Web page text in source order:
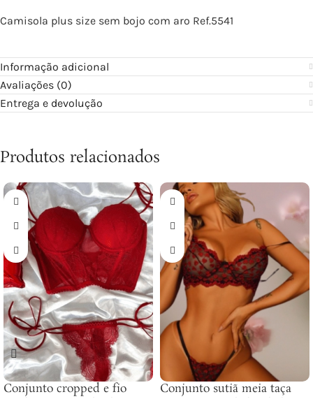
Camisola plus size sem bojo com aro Ref.5541
Informação adicional
Avaliações (0)
Entrega e devolução
Produtos relacionados
Conjunto cropped e fio
Conjunto sutiã meia taça